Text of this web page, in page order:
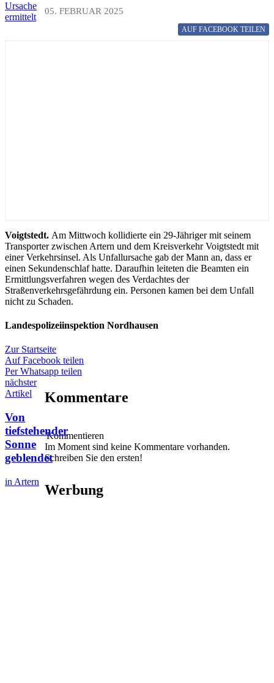
Ursache
ermittelt
05. FEBRUAR 2025
AUF FACEBOOK TEILEN
Voigtstedt. Am Mittwoch kollidierte ein 29-Jähriger mit seinem
Transporter zwischen Artern und dem Kreisverkehr Voigtstedt mit
einer Verkehrsinsel. Als Unfallursache gab der Mann an, dass er
einen Sekundenschlaf hatte. Daraufhin leiteten die Beamten ein
Ermittlungsverfahren wegen des Verdachtes der
Straßenverkehrsgefährdung ein. Personen kamen bei dem Unfall
nicht zu Schaden.
Landespolizeiinspektion Nordhausen
Zur Startseite
Auf Facebook teilen
Per Whatsapp teilen
nächster
Artikel
Von
tiefstehender
Sonne
geblendet
in Artern
Kommentare
Kommentieren
Im Moment sind keine Kommentare vorhanden.
Schreiben Sie den ersten!
Werbung